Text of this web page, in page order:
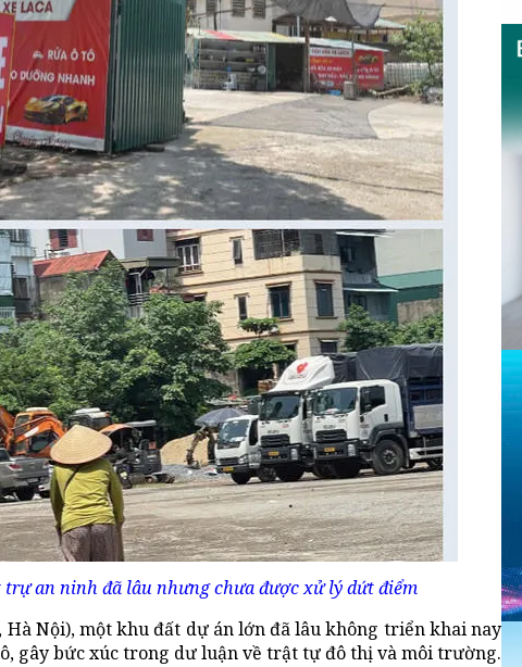
an ninh đã lâu nhưng chưa được xử lý dứt điểm
Nội), một khu đất dự án lớn đã lâu không triển khai nay
gây bức xúc trong dư luận về trật tự đô thị và môi trường.